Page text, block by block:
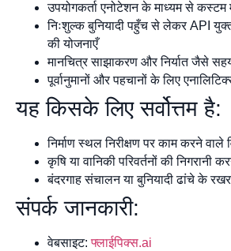
उपयोगकर्ता एनोटेशन के माध्यम से कस्टम
निःशुल्क बुनियादी पहुँच से लेकर API
की योजनाएँ
मानचित्र साझाकरण और निर्यात जैसे
पूर्वानुमानों और पहचानों के लिए
यह किसके लिए सर्वोत्तम है:
निर्माण स्थल निरीक्षण पर काम करने वाले
कृषि या वानिकी परिवर्तनों की निगरानी
बंदरगाह संचालन या बुनियादी ढांचे के
संपर्क जानकारी:
वेबसाइट:फ्लाईपिक्स.ai